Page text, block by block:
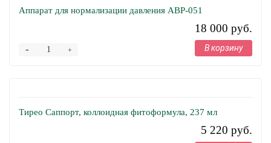
Аппарат для нормализации давления АВР-051
18 000 руб.
+
- В корзину
Тирео Саппорт, коллоидная фитоформула, 237 мл
5 220 руб.